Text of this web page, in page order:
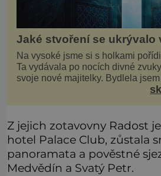
Jaké stvoření se ukrývalo
Na vysoké jsme si s holkami
Ta vydávala po nocích divné
svoje nové majitelky. Bydlela
kamarádkami a bavilo nás
Z jejich zotavovny Radost
hotel Palace Club, zůstala
panoramata a pověstné
Medvědín a Svatý Petr.